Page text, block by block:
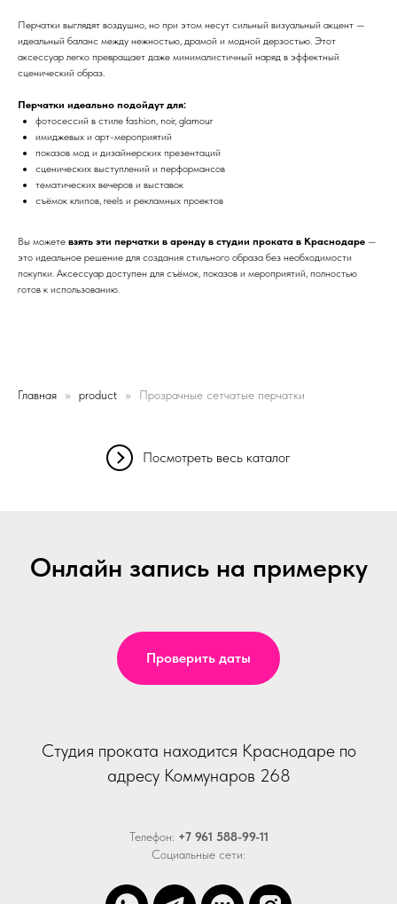
Перчатки выглядят воздушно, но при этом несут сильный визуальный акцент —
идеальный баланс между нежностью, драмой и модной дерзостью. Этот
аксессуар легко превращает даже минималистичный наряд в эффектный
сценический образ.
Перчатки идеально подойдут для:
фотосессий в стиле fashion, noir, glamour
имиджевых и арт-мероприятий
показов мод и дизайнерских презентаций
сценических выступлений и перформансов
тематических вечеров и выставок
съёмок клипов, reels и рекламных проектов
Вы можете взять эти перчатки в аренду в студии проката в Краснодаре —
это идеальное решение для создания стильного образа без необходимости
покупки. Аксессуар доступен для съёмок, показов и мероприятий, полностью
готов к использованию.
Главная product Прозрачные сетчатые перчатки
Посмотреть весь каталог
Онлайн запись на примерку
Проверить даты
Студия проката находится Краснодаре по
адресу Коммунаров 268
Телефон: +7 961 588-99-11
Социальные сети: